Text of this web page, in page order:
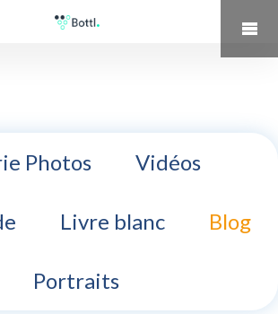
Photos Vidéos
Livre blanc Blog
Portraits